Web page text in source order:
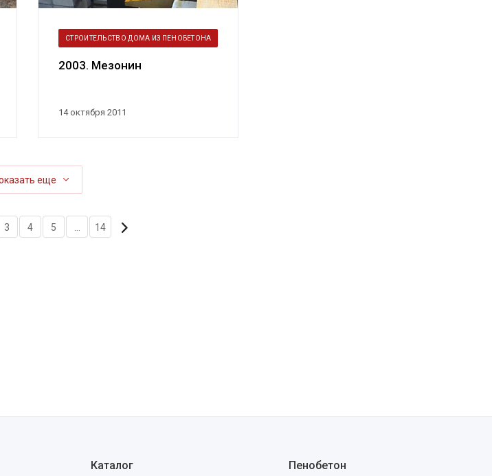
14 октября 2011
СТРОИТЕЛЬСТВО ДОМА ИЗ ПЕНОБЕТОНА
2003. Мезонин
еще
3 4 5 14
Каталог Пенобетон